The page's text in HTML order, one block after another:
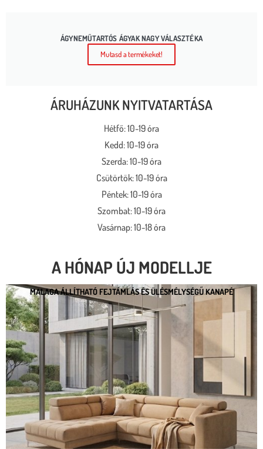
ÁGYNEMŰTARTÓS ÁGYAK NAGY VÁLASZTÉKA
Mutasd a termékeket!
ÁRUHÁZUNK NYITVATARTÁSA
Hétfő: 10-19 óra
Kedd: 10-19 óra
Szerda: 10-19 óra
Csütörtök: 10-19 óra
Péntek: 10-19 óra
Szombat: 10-19 óra
Vasárnap: 10-18 óra
A HÓNAP ÚJ MODELLJE
MALAGA ÁLLÍTHATÓ FEJTÁMLÁS ÉS ÜLÉSMÉLYSÉGŰ KANAPÉ
MALAGA ÁLLÍTHATÓ FEJTÁMLÁS ÉS
ÜLÉSMÉLYSÉGŰ KANAPÉ
* kedvező ár
* moduláris rendszer
* motoros állíthatóság
Megnézem